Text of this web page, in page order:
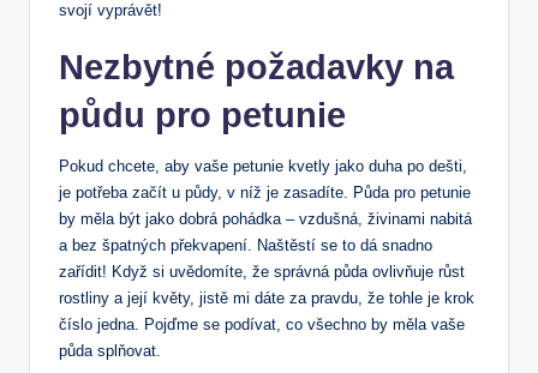
svojí vyprávět!
Nezbytné požadavky na
půdu pro petunie
Pokud chcete, aby vaše petunie kvetly jako duha po dešti,
je potřeba začít u půdy, v níž je zasadíte. Půda pro petunie
by měla být jako dobrá pohádka – vzdušná, živinami nabitá
a bez špatných překvapení. Naštěstí se to dá snadno
zařídit! Když si uvědomíte, že správná půda ovlivňuje růst
rostliny a její květy, jistě mi dáte za pravdu, že tohle je krok
číslo jedna. Pojďme se podívat, co všechno by měla vaše
půda splňovat.